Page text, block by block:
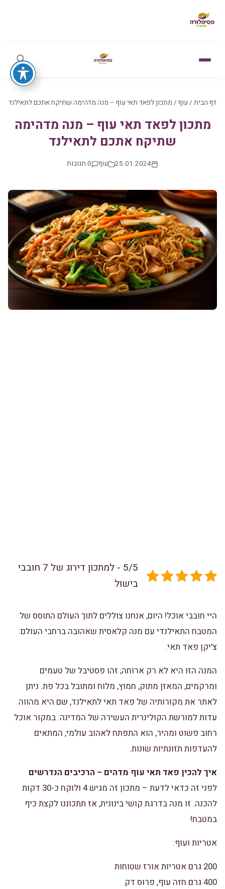
דף הבית / עוף / מתכון לפאד תאי עוף – מנה מדהימה שתיקח אתכם לתאילנד
מתכון לפאד תאי עוף – מנה מדהימה
שתיקח אתכם לתאילנד
25.01.2024 עוף 0 תגובות
5/5 - למתכון דירוג של 7 חובבי
בישול
היי חובבי אוכל! היום, אנחנו צוללים לתוך העולם התוסס של
המטבח התאילנדי עם מנה קלאסית שאהובה ברחבי העולם:
צ'יקן פאד תאי.
המנה הזו היא לא רק ארוחה; זהו פסטיבל של טעמים
ומרקמים, המאזן מתוק, חמוץ, מלוח ומתובל בכל פת. ניתן
לאתר את מקורותיה של פאד תאי לתאילנד, שם היא מהווה
עדות למורשת הקולינרית העשירה של המדינה. במקור אוכל
רחוב פשוט ומהיר, הוא התפתח לאהוב עולמי, המתאים
להעדפות תזונתיות שונות.
איך להכין פאד תאי עוף מדהים – הרכיבים הנדרשים
לפני זה כדאי לדעת – מתכון זה מגיש 4 ולוקח כ-30 דקות
להכנה. זו מנה בדרגת קושי בינונית, אז תתכוננו לקצת כיף
במטבח!
אטריות ועוף:
200 גרם אטריות אורז שטוחות
400 גרם חזה עוף, פרוס דק